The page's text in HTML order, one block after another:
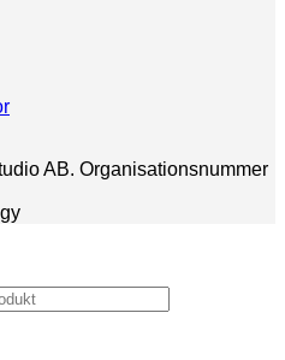
AB. Organisationsnummer